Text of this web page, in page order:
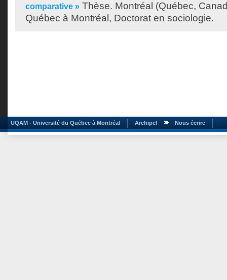
comparative » Thèse. Montréal (Québec,
Québec à Montréal, Doctorat en sociologie.
UQAM - Université du Québec à Montréal Archipel Nous écrire